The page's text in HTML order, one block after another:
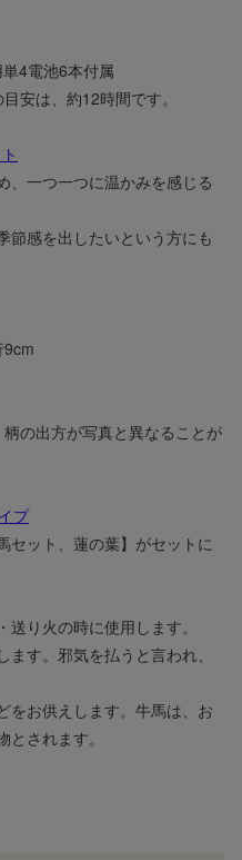
4電池6本付属
安は、約12時間です。
、一つ一つに温かみを感じる
節感を出したいという方にも
の出方が写真と異なることが
プ
セット、蓮の葉】がセットに
り火の時に使用します。
す。邪気を払うと言われ、
をお供えします。牛馬は、お
されます。